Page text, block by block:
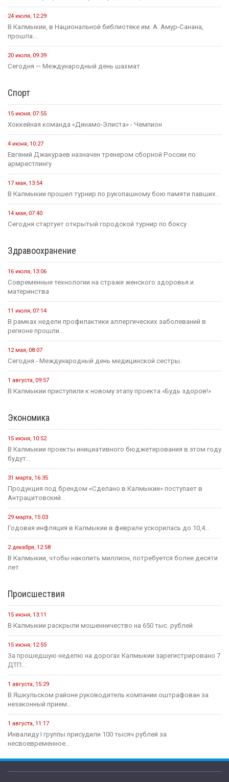
24 июля, 12:29
В Калмыкии, в Национальной библиотеке им. А. Амур-Санана,
прошла...
20 июля, 09:39
Сегодня — Международный день шахмат.
Спорт
15 июня, 07:55
Хоккейная команда «Динамо-Элиста» - Чемпион
4 июня, 10:27
Евгений Джакураев назначен тренером сборной России по
армрестлингу
17 мая, 13:54
В Калмыкии прошел турнир по рукопашному бою памяти павших...
14 мая, 07:40
Сегодня стартует открытый городской турнир по боксу
Здравоохранение
16 июля, 13:06
Современные технологии на страже женского здоровья и
материнства
11 июля, 07:14
В рамках недели профилактики аллергических заболеваний в
регионе прошли...
12 мая, 08:07
Сегодня - Международный день медицинской сестры.
1 августа, 09:57
В Калмыкии приступили к новому этапу проекта «Будь здоров!»
Экономика
15 июня, 10:52
В Калмыкии проекты инициативного бюджетирования в этом году
будут...
31 марта, 16:35
Продукция под брендом «Сделано в Калмыкии» поступает в
Антрацитовский...
29 марта, 15:03
Годовая инфляция в Калмыкии в феврале ускорилась до 10,4...
2 декабря, 12:58
В Калмыкии, чтобы накопить миллион, потребуется более десяти
лет.
Происшествия
15 июня, 13:11
В Калмыкии раскрыли мошенничество на 650 тыс. рублей
15 июня, 12:55
За прошедшую неделю на дорогах Калмыкии зарегистрировано 7
ДТП...
1 августа, 15:29
В Яшкульском районе руководитель компании оштрафован за
незаконный прием...
1 августа, 11:17
Инвалиду I группы присудили 100 тысяч рублей за
несвоевременное...